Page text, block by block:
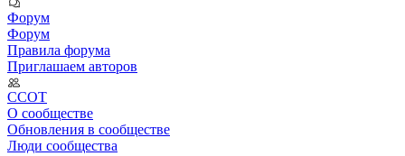
Форум
Форум
Правила форума
Приглашаем авторов
ССОТ
О сообществе
Обновления в сообществе
Люди сообщества